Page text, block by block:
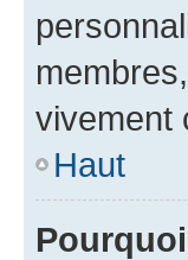
vivement
Haut